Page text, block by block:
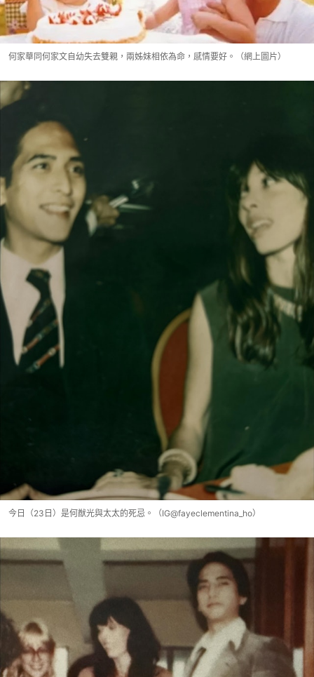
何家華同何家文自幼失去雙親，兩姊妹相依為命，感情要好。（網上圖片）
今日（23日）是何猷光與太太的死忌。（IG@fayeclementina_ho）